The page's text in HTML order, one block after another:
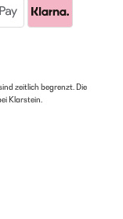
zeitlich begrenzt. Die
Klarstein.